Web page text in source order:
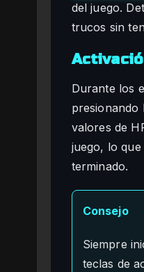
del juego.
trucos sin
Durante los
presionando
valores de
juego, lo
terminado.
Consejo
Siempre
teclas de